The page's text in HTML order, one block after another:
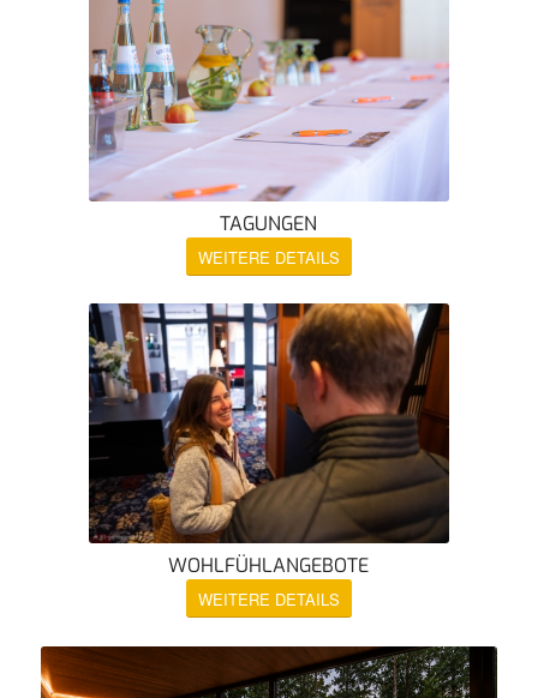
TAGUNGEN
WEITERE DETAILS
WOHLFÜHLANGEBOTE
WEITERE DETAILS